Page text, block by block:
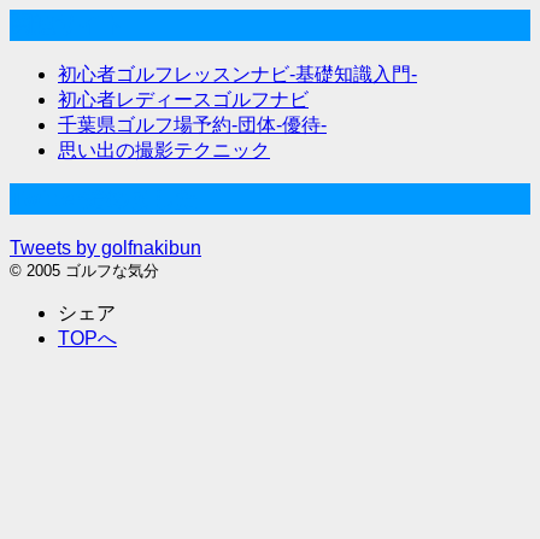
初心者ゴルフレッスンナビ-基礎知識入門-
初心者レディースゴルフナビ
千葉県ゴルフ場予約-団体-優待-
思い出の撮影テクニック
Tweets by golfnakibun
© 2005 ゴルフな気分
シェア
TOPへ